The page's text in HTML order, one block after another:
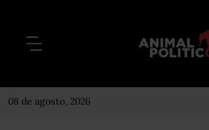
08 de agosto, 2026